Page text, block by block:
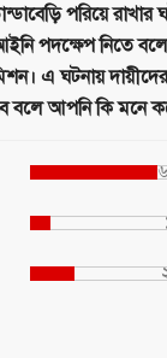
পরিয়ে রাখার
পদক্ষেপ নিতে
এ ঘটনায় দায়ীদের
বলে আপনি কি মনে